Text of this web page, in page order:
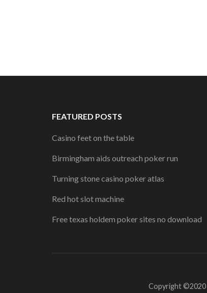
FEATURED POSTS
Casino feet on the table
Birmingham aids outreach poker run
Turning stone casino poker atlas
Red hot slot machine
Free texas holdem poker sites no download
Copyright ©2020